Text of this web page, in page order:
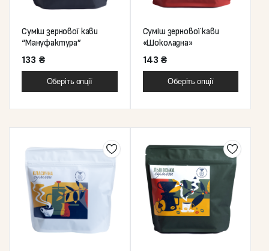
Суміш зернової кави
“Мануфактура”
133 ₴
Оберіть опції
Суміш зернової кави
«Шоколадна»
143₴
Оберіть опції